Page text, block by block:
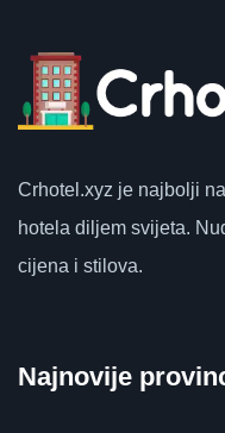
Crhotel.xyz je najbolji
hotela diljem svijeta.
cijena i stilova.
Najnovije